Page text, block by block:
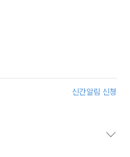
신간알림 신청